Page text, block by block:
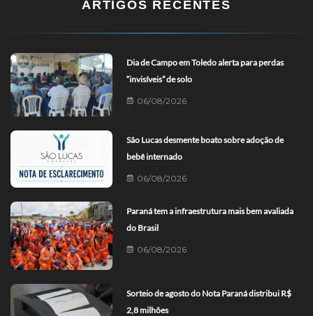
ARTIGOS RECENTES
Dia de Campo em Toledo alerta para perdas
“invisíveis” de solo
06/08/2026
São Lucas desmente boato sobre adoção de
bebê internado
06/08/2026
Paraná tem a infraestrutura mais bem avaliada
do Brasil
06/08/2026
Sorteio de agosto do Nota Paraná distribui R$
2,8 milhões